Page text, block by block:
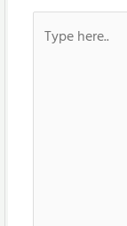
here..